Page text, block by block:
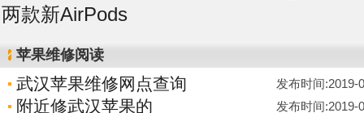
两款新AirPods
苹果维修阅读
武汉苹果维修网点查询 发布时间:2019-
附近修武汉苹果的 发布时间:2019-